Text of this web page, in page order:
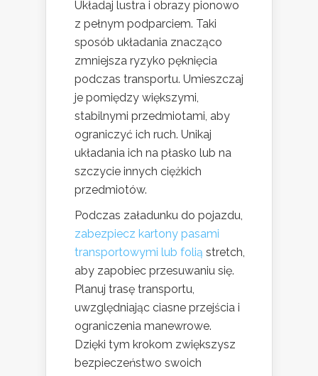
Układaj lustra i obrazy pionowo
z pełnym podparciem. Taki
sposób układania znacząco
zmniejsza ryzyko pęknięcia
podczas transportu. Umieszczaj
je pomiędzy większymi,
stabilnymi przedmiotami, aby
ograniczyć ich ruch. Unikaj
układania ich na płasko lub na
szczycie innych ciężkich
przedmiotów.
Podczas załadunku do pojazdu,
zabezpiecz kartony pasami
transportowymi lub folią stretch,
aby zapobiec przesuwaniu się.
Planuj trasę transportu,
uwzględniając ciasne przejścia i
ograniczenia manewrowe.
Dzięki tym krokom zwiększysz
bezpieczeństwo swoich